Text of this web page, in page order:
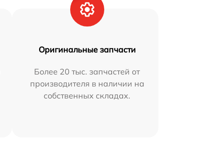
Оригинальные запчасти
Более 20 тыс. запчастей от
производителя в наличии на
собственных складах.